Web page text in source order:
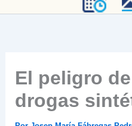
El peligro
drogas